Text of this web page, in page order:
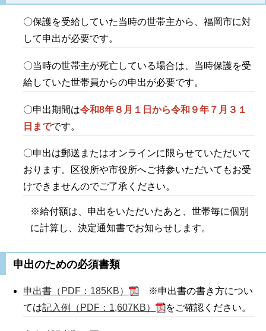
〇保護を受給していた当時の世帯主から、福岡市に対
して申出が必要です。
〇当時の世帯主が死亡している場合は、当時保護を受
給していた世帯員からの申出が必要です。
〇申出期間は令和8年８月１日から令和９年７月３１
日までです。
〇申出は郵送またはオンラインに限らせていただいて
おります。区役所や市役所へご持参いただいてもお受
けできませんのでご了承ください。
※給付額は、申出をいただいたあと、世帯毎に個別
に計算し、決定通知書でお知らせします。
申出のための必須書類
申出書（PDF：185KB）
※申出書の書き方につい
ては記入例（PDF：1,607KB） をご確認ください。